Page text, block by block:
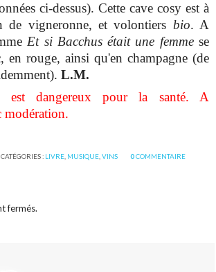
ci-dessus). Cette cave cosy est à
vigneronne, et volontiers bio. A
Et si Bacchus était une femmese
en rouge, ainsi qu'en champagne (de
L.M.
est dangereux pour la santé. A
modération.
CATÉGORIES : LIVRE, MUSIQUE, VINS 0COMMENTAIRE
fermés.